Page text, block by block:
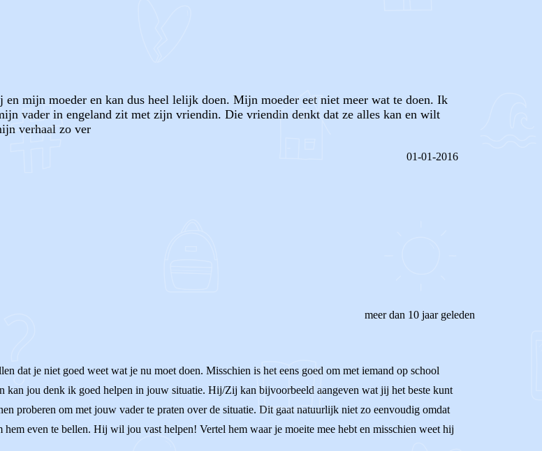
mijn moeder en kan dus heel lelijk doen. Mijn moeder eet niet meer wat te doen. Ik
vader in engeland zit met zijn vriendin. Die vriendin denkt dat ze alles kan en wilt
verhaal zo ver
01-01-2016
meer dan 10 jaar geleden
dat je niet goed weet wat je nu moet doen. Misschien is het eens goed om met iemand op school
kan jou denk ik goed helpen in jouw situatie. Hij/Zij kan bijvoorbeeld aangeven wat jij het beste kunt
proberen om met jouw vader te praten over de situatie. Dit gaat natuurlijk niet zo eenvoudig omdat
even te bellen. Hij wil jou vast helpen! Vertel hem waar je moeite mee hebt en misschien weet hij